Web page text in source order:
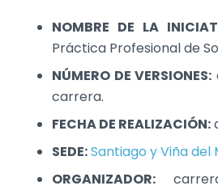
NOMBRE DE LA
Práctica Profesional de
NÚMERO DE VERSIONES:
carrera.
FECHA DE REALIZACIÓN:
SEDE:Santiago y Viña del
ORGANIZADOR: